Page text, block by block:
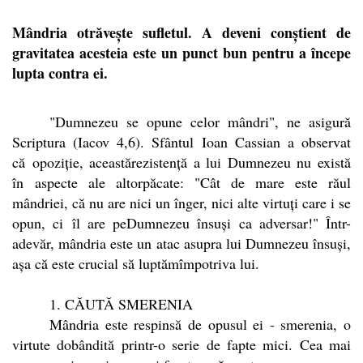
Mândria otrăvește sufletul. A deveni conștient de
gravitatea acesteia este un punct bun pentru a începe
lupta contra ei.
"Dumnezeu se opune celor mândri", ne asigură
Scriptura (Iacov 4,6). Sfântul Ioan Cassian a observat
că opoziție, aceastărezistență a lui Dumnezeu nu există
în aspecte ale altorpăcate: "Cât de mare este răul
mândriei, că nu are nici un înger, nici alte virtuți care i se
opun, ci îl are peDumnezeu însuși ca adversar!" Într-
adevăr, mândria este un atac asupra lui Dumnezeu însuși,
așa că este crucial să luptămîmpotriva lui.
1. CĂUTĂ SMERENIA
Mândria este respinsă de opusul ei - smerenia, o
virtute dobândită printr-o serie de fapte mici. Cea mai